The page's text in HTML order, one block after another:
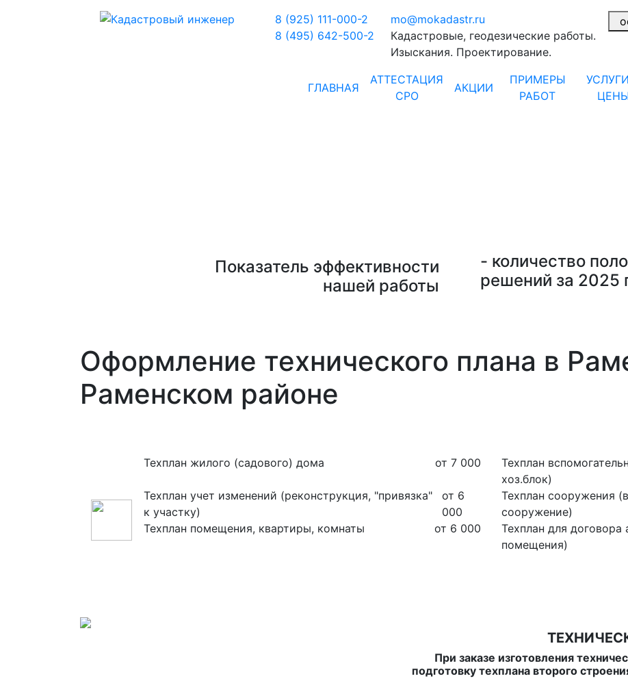
8 (925) 111-000-2
8 (495) 642-500-2
mo@mokadastr.ru
Кадастровые, геодезические работы.
Изыскания. Проектирование.
ГЛАВНАЯ
АТТЕСТАЦИЯ
СРО
АКЦИИ
ПРИМЕРЫ
РАБОТ
Показатель эффективности
нашей работы
- количество
решений за 2025
Оформление технического плана в
Раменском районе
Техплан жилого (садового) дома от 7 000
Техплан
хоз.блок)
Техплан учет изменений (реконструкция, "привязка"
к участку)
от 6
000
Техплан сооружения
сооружение)
Техплан помещения, квартиры, комнаты
от 6 000
Техплан для договора
помещения)
При заказе изготовления
подготовку техплана второго